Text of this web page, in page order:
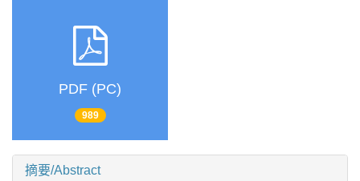
PDF (PC)
989
摘要/Abstract